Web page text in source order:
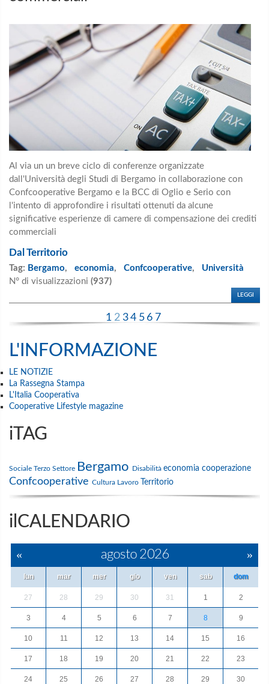
Al via un un breve ciclo di conferenze organizzate
dall'Università degli Studi di Bergamo in collaborazione con
Confcooperative Bergamo e la BCC di Oglio e Serio con
l'intento di approfondire i risultati ottenuti da alcune
significative esperienze di camere di compensazione dei crediti
commerciali
Dal Territorio
Tag: Bergamo, economia, Confcooperative, Università
N° di visualizzazioni (937)
LEGGI
1 2 34 5 6 7
L'INFORMAZIONE
LE NOTIZIE
La Rassegna Stampa
L'Italia Cooperativa
Cooperative Lifestyle magazine
iTAG
Sociale Terzo Settore Bergamo Disabilità economia cooperazione
Confcooperative Cultura Lavoro Territorio
ilCALENDARIO
« agosto 2026 »
lun mar mer gio ven sab dom
27 28 29 30 31 1 2
3 4 5 6 7 8 9
10 11 12 13 14 15 16
17 18 19 20 21 22 23
24 25 26 27 28 29 30